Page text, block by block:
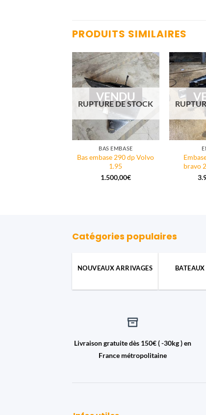
PRODUITS SIMILAIRES
VENDU
RUPTURE DE STOCK
BAS EMBASE
Bas embase 290 dp Volvo
1.95
1.500,00€
bravo
Catégories populaires
NOUVEAUX ARRIVAGES
Livraison gratuite dès 150€ ( -30kg ) en
France métropolitaine